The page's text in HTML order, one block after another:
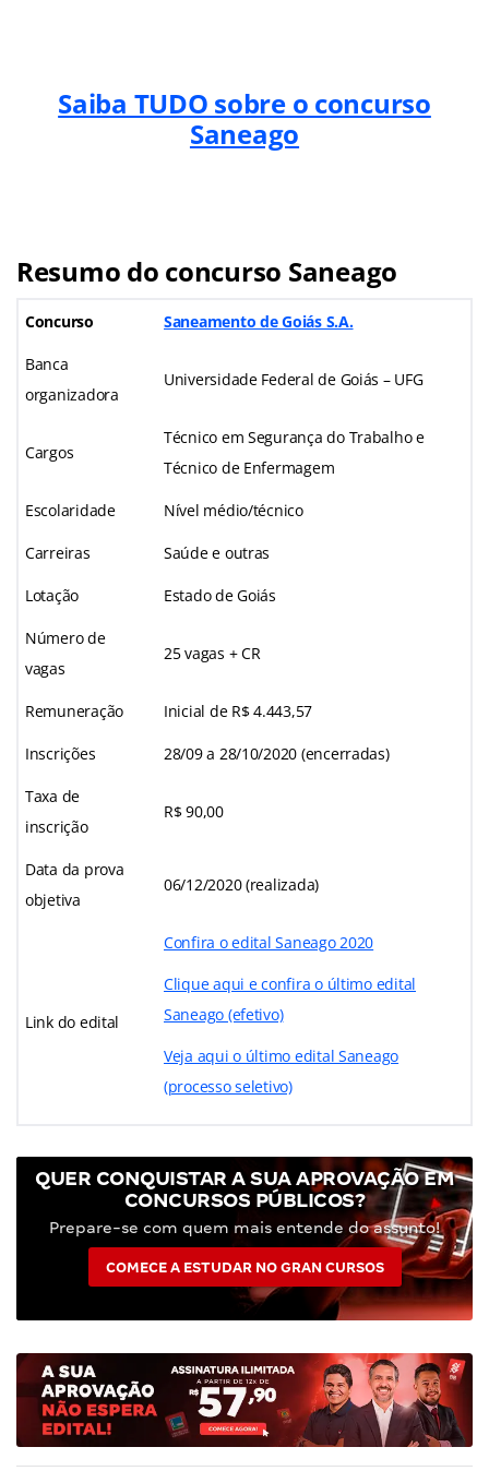
Saiba TUDO sobre o concurso
Saneago
Resumo do concurso Saneago
Concurso Saneamento de Goiás S.A.
Banca
organizadora
Universidade Federal de Goiás – UFG
Cargos
Técnico em Segurança do Trabalho e
Técnico de Enfermagem
Escolaridade Nível médio/técnico
Carreiras Saúde e outras
Lotação Estado de Goiás
Número de
vagas
25 vagas + CR
Remuneração Inicial de R$ 4.443,57
Inscrições 28/09 a 28/10/2020 (encerradas)
Taxa de
inscrição
R$ 90,00
Data da prova
objetiva
06/12/2020 (realizada)
Link do edital
Confira o edital Saneago 2020
Clique aqui e confira o último edital
Saneago (efetivo)
Veja aqui o último edital Saneago
(processo seletivo)
QUER CONQUISTAR A SUA APROVAÇÃO EM
CONCURSOS PÚBLICOS?
Prepare-se com quem mais entende do assunto!
COMECE A ESTUDAR NO GRAN CURSOS